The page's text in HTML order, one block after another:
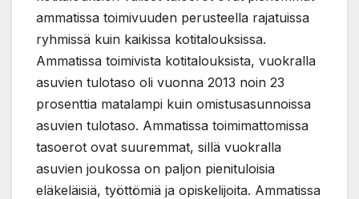
ammatissa toimivuuden perusteella rajatuissa
ryhmissä kuin kaikissa kotitalouksissa.
Ammatissa toimivista kotitalouksista, vuokralla
asuvien tulotaso oli vuonna 2013 noin 23
prosenttia matalampi kuin omistusasunnoissa
asuvien tulotaso. Ammatissa toimimattomissa
tasoerot ovat suuremmat, sillä vuokralla
asuvien joukossa on paljon pienituloisia
eläkeläisiä, työttömiä ja opiskelijoita. Ammatissa